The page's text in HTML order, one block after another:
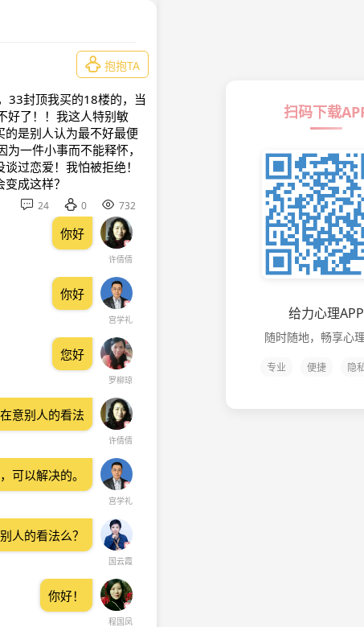
 抱抱TA
33封顶我买的18楼的，当
好了！！我这人特别敏
是别人认为最不好最便
一件小事而不能释怀，
过恋爱！我怕被拒绝！
成这样？
 24  0  732
许倩倩
你好
宫学礼
你好
罗柳琼
您好
许倩倩
意别人的看法
宫学礼
可以解决的。
国云霞
人的看法么？
程国凤
你好！
扫码下载
给力心理APP
随时随地，畅享心
专业 便捷 隐